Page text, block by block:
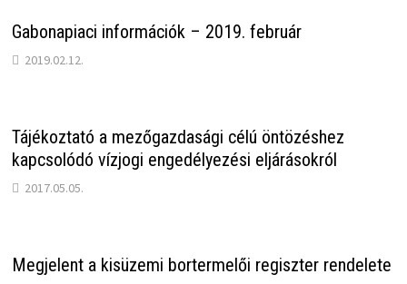
Gabonapiaci információk – 2019. február
2019.02.12.
Tájékoztató a mezőgazdasági célú öntözéshez
kapcsolódó vízjogi engedélyezési eljárásokról
2017.05.05.
Megjelent a kisüzemi bortermelői regiszter rendelete